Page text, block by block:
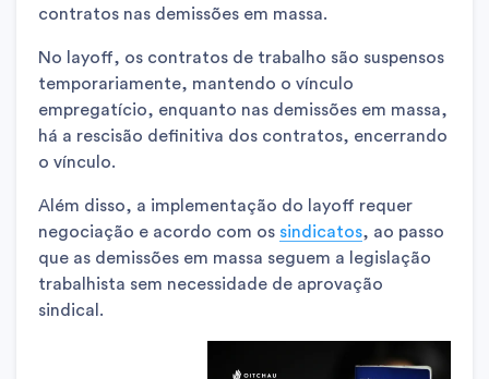
contratos nas demissões em massa.
No layoff, os contratos de trabalho são suspensos
temporariamente, mantendo o vínculo
empregatício, enquanto nas demissões em massa,
há a rescisão definitiva dos contratos, encerrando
o vínculo.
Além disso, a implementação do layoff requer
negociação e acordo com os sindicatos, ao passo
que as demissões em massa seguem a legislação
trabalhista sem necessidade de aprovação
sindical.